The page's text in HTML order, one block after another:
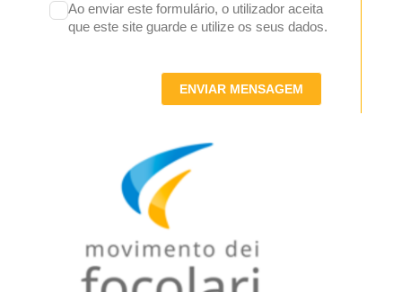
Ao enviar este formulário, o utilizador aceita
que este site guarde e utilize os seus dados.
ENVIAR MENSAGEM